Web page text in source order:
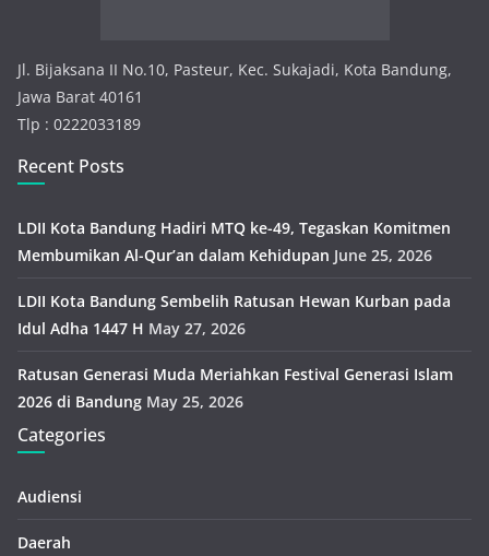
Jl. Bijaksana II No.10, Pasteur, Kec. Sukajadi, Kota Bandung,
Jawa Barat 40161
Tlp : 0222033189
Recent Posts
LDII Kota Bandung Hadiri MTQ ke-49, Tegaskan Komitmen
Membumikan Al-Qur’an dalam Kehidupan June 25, 2026
LDII Kota Bandung Sembelih Ratusan Hewan Kurban pada
Idul Adha 1447 H May 27, 2026
Ratusan Generasi Muda Meriahkan Festival Generasi Islam
2026 di Bandung May 25, 2026
Categories
Audiensi
Daerah